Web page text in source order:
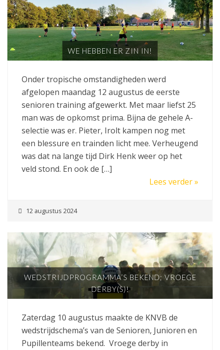
WE HEBBEN ER ZIN IN!
Onder tropische omstandigheden werd
afgelopen maandag 12 augustus de eerste
senioren training afgewerkt. Met maar liefst 25
man was de opkomst prima. Bijna de gehele A-
selectie was er. Pieter, Irolt kampen nog met
een blessure en trainden licht mee. Verheugend
was dat na lange tijd Dirk Henk weer op het
veld stond. En ook de […]
Lees verder »
12 augustus 2024
WEDSTRIJDPROGRAMMA’S BEKEND; VROEGE
DERBY(S)!
Zaterdag 10 augustus maakte de KNVB de
wedstrijdschema’s van de Senioren, Junioren en
Pupillenteams bekend. Vroege derby in